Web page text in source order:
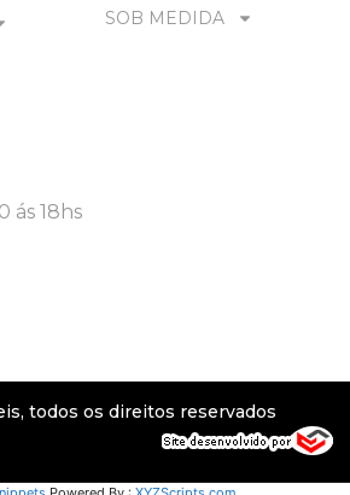
SOB MEDIDA
ás 18hs
todos os direitos reservados